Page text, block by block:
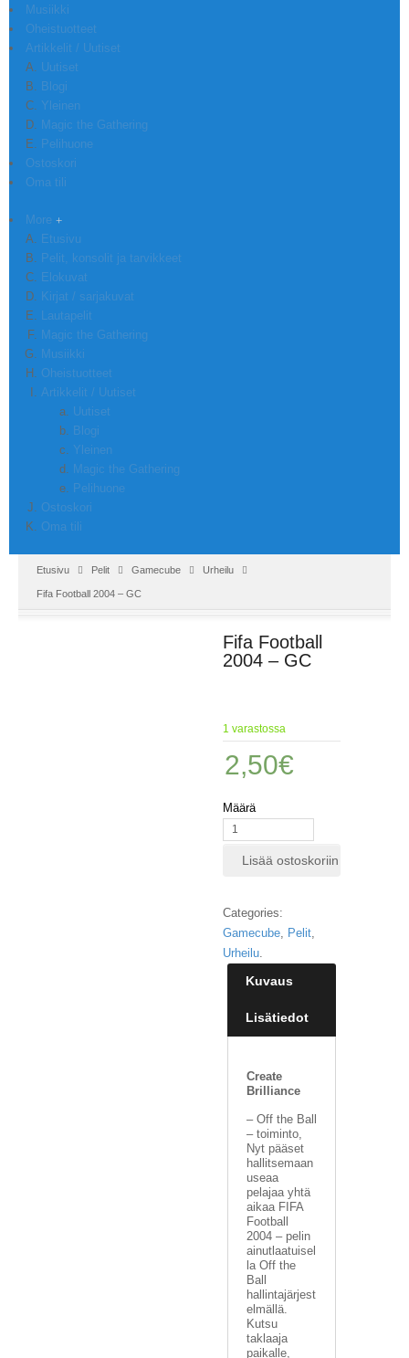
Musiikki
Oheistuotteet
Artikkelit / Uutiset
Uutiset
Blogi
Yleinen
Magic the Gathering
Pelihuone
Ostoskori
Oma tili
More
Etusivu
Pelit, konsolit ja tarvikkeet
Elokuvat
Kirjat / sarjakuvat
Lautapelit
Magic the Gathering
Musiikki
Oheistuotteet
Artikkelit / Uutiset
Uutiset
Blogi
Yleinen
Magic the Gathering
Pelihuone
Ostoskori
Oma tili
Etusivu Pelit Gamecube Urheilu
Fifa Football 2004 – GC
Fifa Football
2004 – GC
1 varastossa
2,50€
Määrä
Lisää ostoskoriin
Categories:
Gamecube, Pelit,
Urheilu.
Kuvaus
Lisätiedot
Create
Brilliance
– Off the Ball
– toiminto,
Nyt pääset
hallitsemaan
useaa
pelajaa yhtä
aikaa FIFA
Football
2004 – pelin
ainutlaatuisel
la Off the
Ball
hallintajärjest
elmällä.
Kutsu
taklaaja
paikalle,